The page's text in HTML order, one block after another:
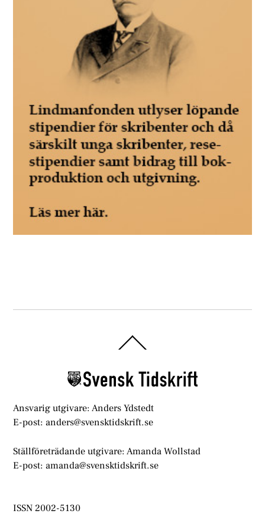
To
Ansvarig utgivare: Anders Ydstedt
E-post: anders@svensktidskrift.se
Ställföreträdande utgivare: Amanda Wollstad
E-post: amanda@svensktidskrift.se
ISSN 2002-5130